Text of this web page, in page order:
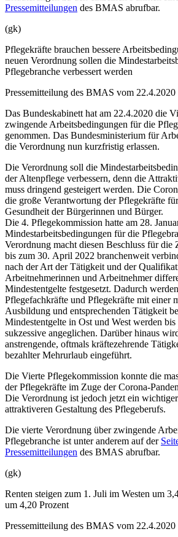
Pressemitteilungen des BMAS abrufbar.
(gk)
Pflegekräfte brauchen bessere
neuen Verordnung sollen die
Pflegebranche verbessert werden
Pressemitteilung des BMAS vom 22.4.2020
Das Bundeskabinett hat am 22.4.2020 die
zwingende Arbeitsbedingungen für die
genommen. Das Bundesministerium für
die Verordnung nun kurzfristig erlassen.
Die Verordnung soll die
der Altenpflege verbessern, denn die
muss dringend gesteigert werden. Die
die große Verantwortung der Pflegekräfte
Gesundheit der Bürgerinnen und Bürger.
Die 4. Pflegekommission hatte am 28.
Mindestarbeitsbedingungen für die
Verordnung macht diesen Beschluss für
bis zum 30. April 2022 branchenweit
nach der Art der Tätigkeit und der
Arbeitnehmerinnen und Arbeitnehmer
Mindestentgelte festgesetzt. Dadurch
Pflegefachkräfte und Pflegekräfte mit einer
Ausbildung und entsprechenden Tätigkeit
Mindestentgelte in Ost und West werden bis
sukzessive angeglichen. Darüber hinaus
anstrengende, oftmals kräftezehrende
bezahlter Mehrurlaub eingeführt.
Die Vierte Pflegekommission konnte die
der Pflegekräfte im Zuge der Corona-
Die Verordnung ist jedoch jetzt ein
attraktiveren Gestaltung des Pflegeberufs.
Die vierte Verordnung über zwingende
Pflegebranche ist unter anderem auf der
Pressemitteilungen des BMAS abrufbar.
(gk)
Renten steigen zum 1. Juli im Westen um
um 4,20 Prozent
Pressemitteilung des BMAS vom 22.4.2020